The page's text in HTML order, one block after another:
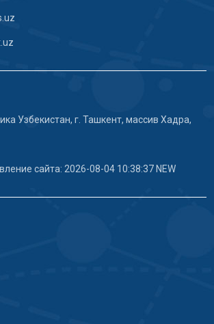
Узбекистан, г. Ташкент, массив Хадра,
сайта: 2026-08-04 10:38:37 NEW